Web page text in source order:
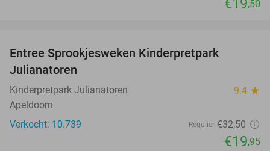
€19,50
Entree Sprookjesweken Kinderpretpark
Julianatoren
Kinderpretpark Julianatoren 9.4 star
Apeldoorn
Verkocht: 10.739
Regulier €32,50
€19,95